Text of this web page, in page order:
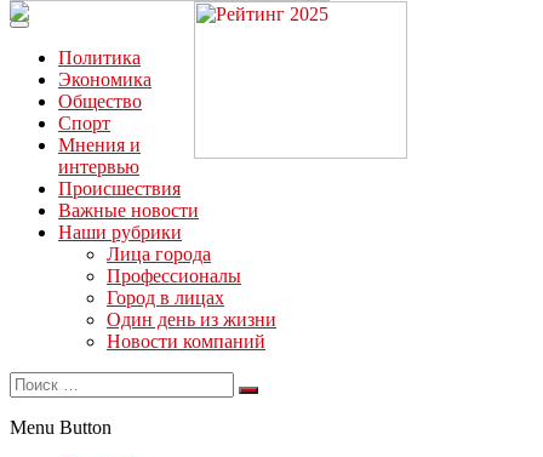
Читайте последние новости дня в Тульской области на сайте
“ЗаНовомосковск”
Политика
Экономика
Общество
Спорт
Мнения и
интервью
Происшествия
Важные новости
Наши рубрики
Лица города
Профессионалы
Город в лицах
Один день из жизни
Новости компаний
Menu Button